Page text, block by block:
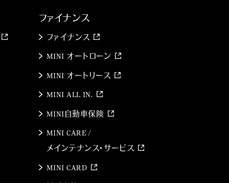
ファイナンス
ファイナンス
MINI オートローン
MINI オートリース
MINI ALL IN.
MINI自動車保険
MINI CARE /
メインテナンス・サービス
MINI CARD